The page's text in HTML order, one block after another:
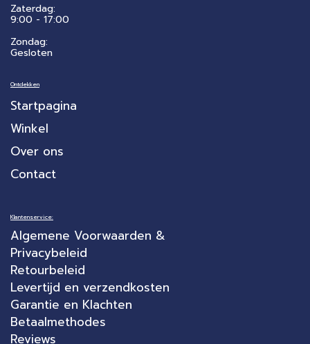
Zaterdag:
​9:00 - 17:00
Zondag:
Gesloten
Ontdekken
Startpagina
Winkel
Over ons
Contact
Klantenservice:
Algemene Voorwaarden &
Privacybeleid
Retourbeleid
Levertijd en verzendkosten
Garantie en Klachten
Betaalmethodes
Reviews